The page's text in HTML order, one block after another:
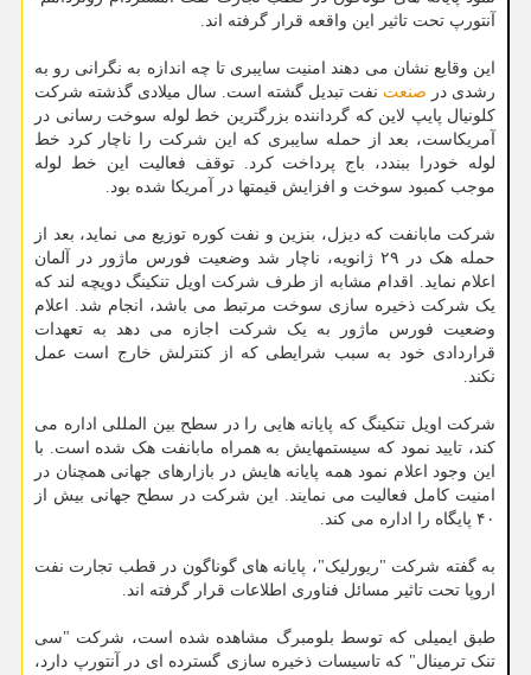
آنتورپ تحت تاثیر این واقعه قرار گرفته اند.
این وقایع نشان می دهند امنیت سایبری تا چه اندازه به نگرانی رو به
رشدی در صنعت نفت تبدیل گشته است. سال میلادی گذشته شرکت
کلونیال پایپ لاین که گرداننده بزرگترین خط لوله سوخت رسانی در
آمریکاست، بعد از حمله سایبری که این شرکت را ناچار کرد خط
لوله خودرا ببندد، باج پرداخت کرد. توقف فعالیت این خط لوله
موجب کمبود سوخت و افزایش قیمتها در آمریکا شده بود.
شرکت مابانفت که دیزل، بنزین و نفت کوره توزیع می نماید، بعد از
حمله هک در ۲۹ ژانویه، ناچار شد وضعیت فورس ماژور در آلمان
اعلام نماید. اقدام مشابه از طرف شرکت اویل تنکینگ دویچه لند که
یک شرکت ذخیره سازی سوخت مرتبط می باشد، انجام شد. اعلام
وضعیت فورس ماژور به یک شرکت اجازه می دهد به تعهدات
قراردادی خود به سبب شرایطی که از کنترلش خارج است عمل
نکند.
شرکت اویل تنکینگ که پایانه هایی را در سطح بین المللی اداره می
کند، تایید نمود که سیستمهایش به همراه مابانفت هک شده است. با
این وجود اعلام نمود همه پایانه هایش در بازارهای جهانی همچنان در
امنیت کامل فعالیت می نمایند. این شرکت در سطح جهانی بیش از
۴۰ پایگاه را اداره می کند.
به گفته شرکت "ریورلیک"، پایانه های گوناگون در قطب تجارت نفت
اروپا تحت تاثیر مسائل فناوری اطلاعات قرار گرفته اند.
طبق ایمیلی که توسط بلومبرگ مشاهده شده است، شرکت "سی
تنک ترمینال" که تاسیسات ذخیره سازی گسترده ای در آنتورپ دارد،